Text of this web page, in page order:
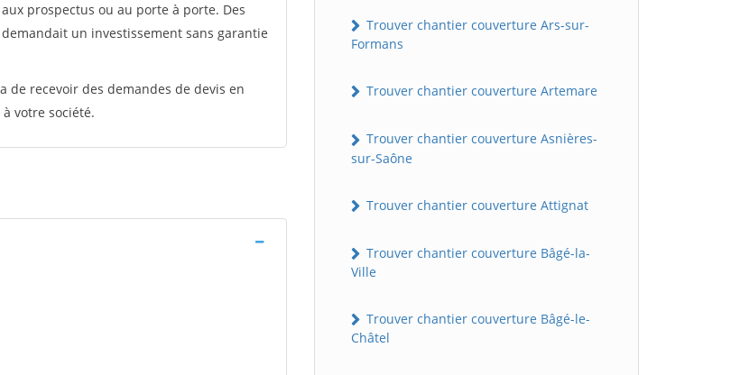
prospectus ou au porte à porte. Des
un investissement sans garantie
de recevoir des demandes de devis en
votre société.
Trouver chantier couverture Ars-sur-
Formans
Trouver chantier couverture Artemare
Trouver chantier couverture Asnières-
sur-Saône
Trouver chantier couverture Attignat
Trouver chantier couverture Bâgé-la-
Ville
Trouver chantier couverture Bâgé-le-
Châtel